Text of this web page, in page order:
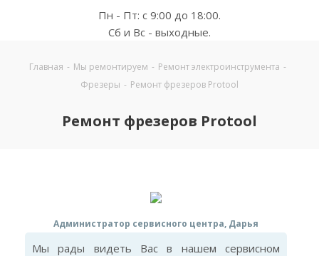
Пн - Пт: с 9:00 до 18:00.
Сб и Вс - выходные.
Главная - Мы ремонтируем - Ремонт электроинструмента -
Фрезеры - Ремонт фрезеров Protool
Ремонт фрезеров Protool
Администратор сервисного центра, Дарья
Мы рады видеть Вас в нашем сервисном